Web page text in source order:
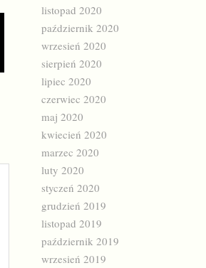
listopad 2020
październik 2020
wrzesień 2020
sierpień 2020
lipiec 2020
czerwiec 2020
maj 2020
kwiecień 2020
marzec 2020
luty 2020
styczeń 2020
grudzień 2019
listopad 2019
październik 2019
wrzesień 2019